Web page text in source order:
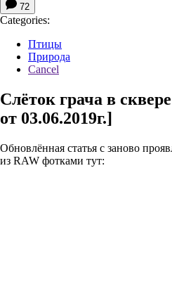
72
Categories:
Птицы
Природа
Cancel
Слёток грача в
от 03.06.2019г.]
Обновлённая статья с заново
из RAW фотками тут: